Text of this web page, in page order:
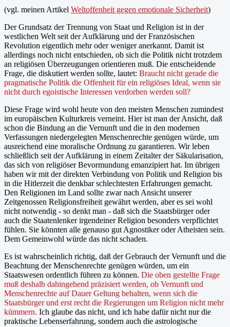
(vgl. meinen Artikel Weltoffenheit gegen emotionale Sicherheit)
Der Grundsatz der Trennung von Staat und Religion ist in der
westlichen Welt seit der Aufklärung und der Französischen
Revolution eigentlich mehr oder weniger anerkannt. Damit ist
allerdings noch nicht entschieden, ob sich die Politik nicht trotzdem
an religiösen Überzeugungen orientieren muß. Die entscheidende
Frage, die diskutiert werden sollte, lautet: Braucht nicht gerade die
pragmatische Politik die Offenheit für ein religiöses Ideal, wenn sie
nicht durch egoistische Interessen verdorben werden soll?
Diese Frage wird wohl heute von den meisten Menschen zumindest
im europäischen Kulturkreis verneint. Hier ist man der Ansicht, daß
schon die Bindung an die Vernunft und die in den modernen
Verfassungen niedergelegten Menschenrechte genügen würde, um
ausreichend eine moralische Ordnung zu garantieren. Wir leben
schließlich seit der Aufklärung in einem Zeitalter der Säkularisation,
das sich von religiöser Bevormundung emanzipiert hat. Im übrigen
haben wir mit der direkten Verbindung von Politik und Religion bis
in die Hitlerzeit die denkbar schlechtesten Erfahrungen gemacht.
Den Religionen im Land sollte zwar nach Ansicht unserer
Zeitgenossen Religionsfreiheit gewährt werden, aber es sei wohl
nicht notwendig - so denkt man - daß sich die Staatsbürger oder
auch die Staatenlenker irgendeiner Religion besonders verpflichtet
fühlen. Sie könnten alle genauso gut Agnostiker oder Atheisten sein.
Dem Gemeinwohl würde das nicht schaden.
Es ist wahrscheinlich richtig, daß der Gebrauch der Vernunft und die
Beachtung der Menschenrechte genügen würden, um ein
Staatswesen ordentlich führen zu können. Die oben gestellte Frage
muß deshalb dahingehend präzisiert werden, ob Vernunft und
Menschenrechte auf Dauer Geltung behalten, wenn sich die
Staatsbürger und erst recht die Regierungen um Religion nicht mehr
kümmern. Ich glaube das nicht, und ich habe dafür nicht nur die
praktische Lebenserfahrung, sondern auch die astrologische